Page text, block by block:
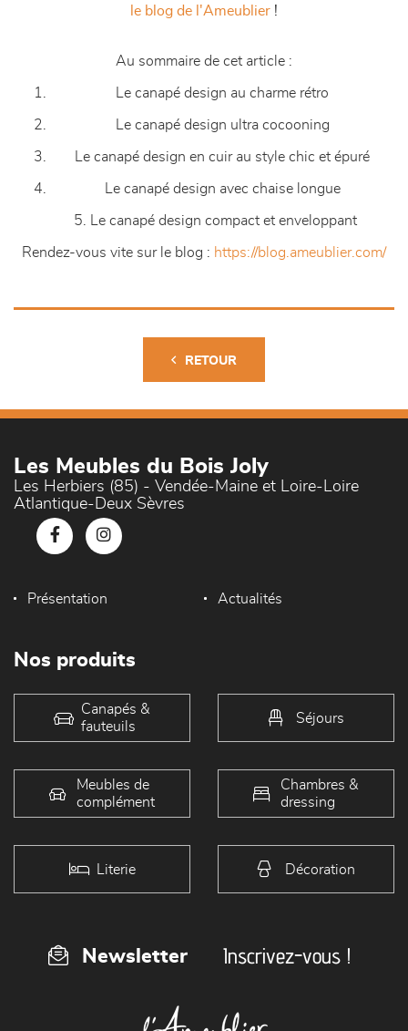
le blog de l'Ameublier !
Au sommaire de cet article :
Le canapé design au charme rétro
Le canapé design ultra cocooning
Le canapé design en cuir au style chic et épuré
Le canapé design avec chaise longue
5. Le canapé design compact et enveloppant
Rendez-vous vite sur le blog : https://blog.ameublier.com/
RETOUR
Les Meubles du Bois Joly
Les Herbiers (85) - Vendée-Maine et Loire-Loire
Atlantique-Deux Sèvres
Présentation Actualités
Nos produits
Canapés &
fauteuils
Séjours
Meubles de
complément
Chambres &
dressing
Literie Décoration
Newsletter Inscrivez-vous !